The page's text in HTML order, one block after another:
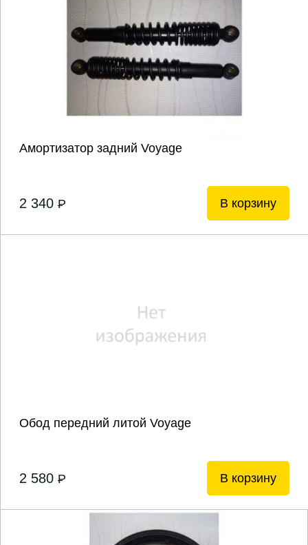
Амортизатор задний Voyage
2 340 P В корзину
Обод передний литой Voyage
2 580 P В корзину